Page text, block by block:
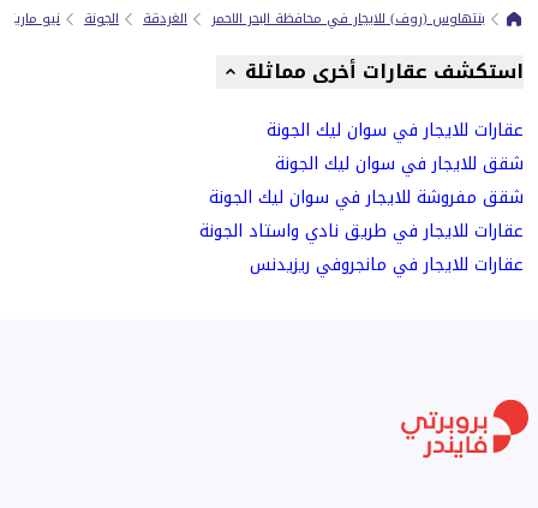
بنتهاوس (روف) للايجار في محافظة البحر الاحمر الغردقة الجونة نيو مارينا
استكشف عقارات أخرى مماثلة
عقارات للايجار في سوان ليك الجونة
شقق للايجار في سوان ليك الجونة
شقق مفروشة للايجار في سوان ليك الجونة
عقارات للايجار في طريق نادي واستاد الجونة
عقارات للايجار في مانجروفي ريزيدنس